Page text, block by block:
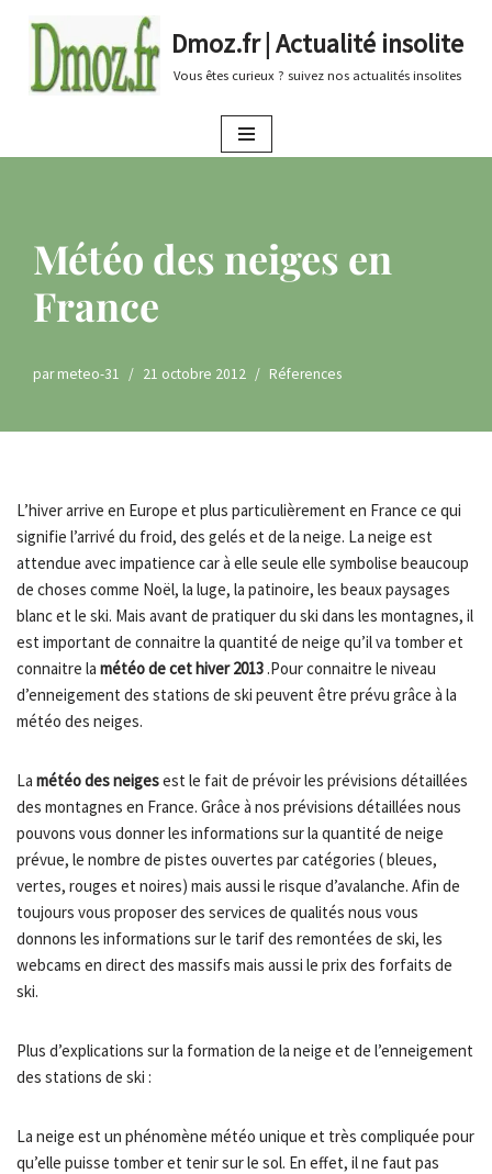
au
Dmoz.fr | Actualité insolite
Vous êtes curieux ? suivez nos actualités insolites
Météo des neiges en
France
parmeteo-31 21 octobre 2012 Réferences
L’hiver arrive en Europe et plus particulièrement en France ce qui
signifie l’arrivé du froid, des gelés et de la neige. La neige est
attendue avec impatience car à elle seule elle symbolise beaucoup
de choses comme Noël, la luge, la patinoire, les beaux paysages
blanc et le ski. Mais avant de pratiquer du ski dans les montagnes, il
est important de connaitre la quantité de neige qu’il va tomber et
connaitre la météo de cet hiver 2013 .Pour connaitre le niveau
d’enneigement des stations de ski peuvent être prévu grâce à la
météo des neiges.
La météo des neigesest le fait de prévoir les prévisions détaillées
des montagnes en France. Grâce à nos prévisions détaillées nous
pouvons vous donner les informations sur la quantité de neige
prévue, le nombre de pistes ouvertes par catégories ( bleues,
vertes, rouges et noires) mais aussi le risque d’avalanche. Afin de
toujours vous proposer des services de qualités nous vous
donnons les informations sur le tarif des remontées de ski, les
webcams en direct des massifs mais aussi le prix des forfaits de
ski.
Plus d’explications sur la formation de la neige et de l’enneigement
des stations de ski :
La neige est un phénomène météo unique et très compliquée pour
qu’elle puisse tomber et tenir sur le sol. En effet, il ne faut pas